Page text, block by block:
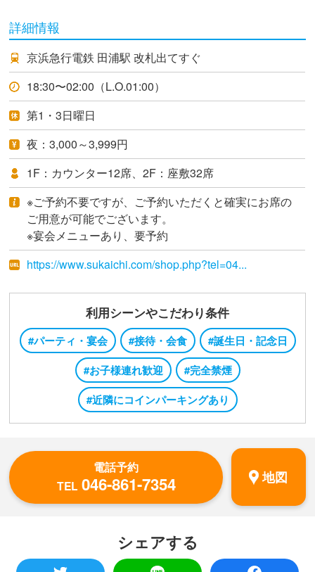
詳細情報
京浜急行電鉄 田浦駅 改札出てすぐ
18:30〜02:00（L.O.01:00）
第1・3日曜日
夜：3,000～3,999円
1F：カウンター12席、2F：座敷32席
※ご予約不要ですが、ご予約いただくと確実にお席の
ご用意が可能でございます。
※宴会メニューあり、要予約
https://www.sukaichi.com/shop.php?tel=04...
利用シーンやこだわり条件
#パーティ・宴会 #接待・会食
#誕生日・記念日
#お子様連れ歓迎
#完全禁煙
#近隣にコインパーキングあり
電話予約
TEL 046-861-7354 地図
シェアする